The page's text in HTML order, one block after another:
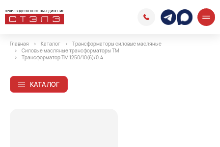
Главная Каталог
Трансформаторы силовые масляные
Силовые масляные трансформаторы ТМ
Трансформатор ТМ 1250/10(6)/0.4
КАТАЛОГ